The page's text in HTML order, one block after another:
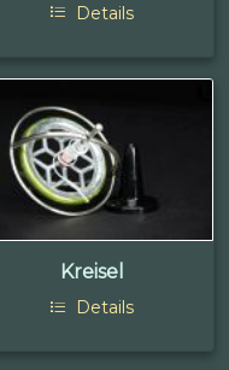
Details
Kreisel
Details